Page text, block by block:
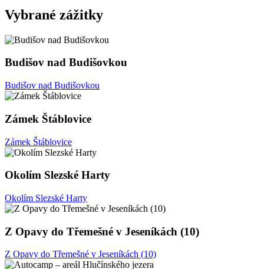
Vybrané zážitky
Budišov nad Budišovkou
Budišov nad Budišovkou
Zámek Štáblovice
Zámek Štáblovice
Okolím Slezské Harty
Okolím Slezské Harty
Z Opavy do Třemešné v Jeseníkách (10)
Z Opavy do Třemešné v Jeseníkách (10)